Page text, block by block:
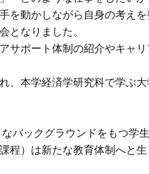
を動かしながら自身の考え
となりました。
サポート体制の紹介やキャ
、本学経済学研究科で学ぶ
バックグラウンドをもつ学
程）は新たな教育体制へと生